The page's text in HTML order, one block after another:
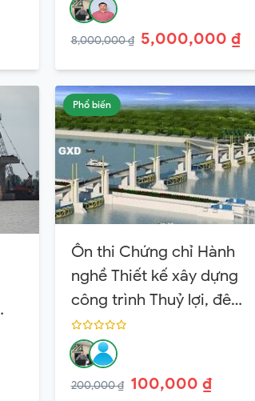
8,000,000 ₫ 5,000,000 ₫
Phổ biến
Ôn thi Chứng chỉ Hành
nghề Thiết kế xây dựng
công trình Thuỷ lợi, đê
điều Hạng 3
200,000 ₫ 100,000 ₫